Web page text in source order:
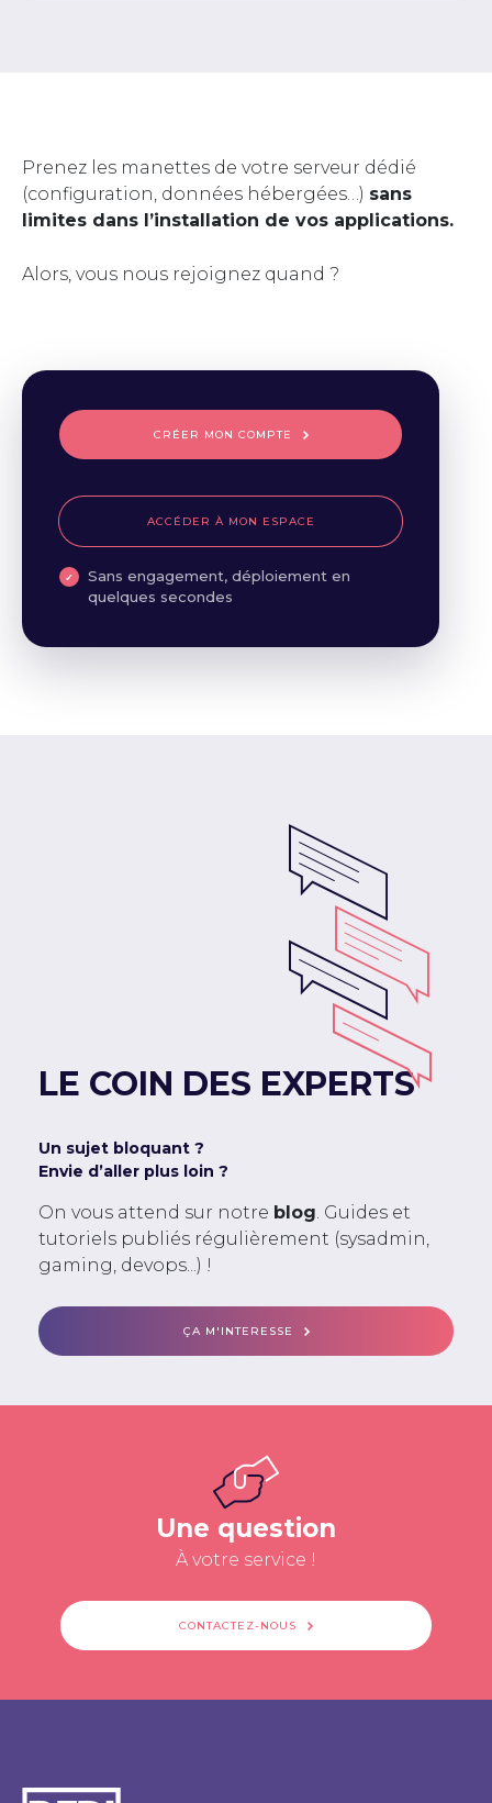
Prenez les manettes de votre serveur dédié
(configuration, données hébergées…) sans
limites dans l’installation de vos applications.
Alors, vous nous rejoignez quand ?
CRÉER MON COMPTE
ACCÉDER À MON ESPACE
Sans engagement, déploiement en
quelques secondes
LE COIN DES EXPERTS
Un sujet bloquant ?
Envie d’aller plus loin ?
On vous attend sur notre blog. Guides et
tutoriels publiés régulièrement (sysadmin,
gaming, devops...) !
ÇA M'INTERESSE
Une question
À votre service !
CONTACTEZ-NOUS